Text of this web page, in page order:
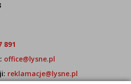
891
office@lysne.pl
reklamacje@lysne.pl